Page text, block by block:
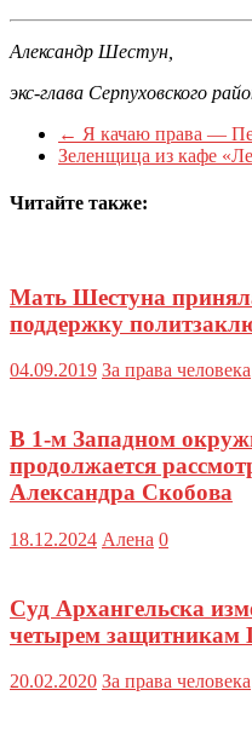
Александр Шестун,
экс-глава Серпуховского
← Я качаю права —
Зеленщица из кафе
Читайте также:
Мать Шестуна
поддержку
04.09.2019 За права человека
В 1-м Западном
продолжается
Александра Скобова
18.12.2024 Алена 0
Суд Архангельска
четырем защитникам
20.02.2020 За права человека